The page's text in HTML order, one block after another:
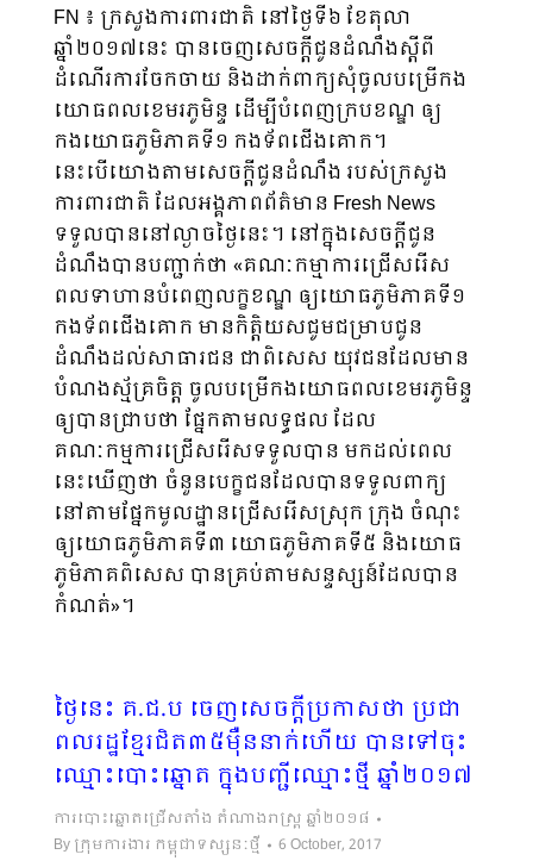
FN ៖ ក្រសួងការពារជាតិ នៅថ្ងៃទី៦ ខែតុលា
ឆ្នាំ២០១៧នេះ បានចេញសេចក្តីជូនដំណឹងស្តីពី
ដំណើរការចែកចាយ និងដាក់ពាក្យសុំចូលបម្រើកង
យោធពលខេមរភូមិន្ទ ដើម្បីបំពេញក្របខណ្ឌ ឲ្យ
កងយោធភូមិភាគទី១ កងទ័ពជើងគោក។
នេះបើយោងតាមសេចក្តីជូនដំណឹង របស់ក្រសួង
ការពារជាតិ ដែលអង្គភាពព័ត៌មាន Fresh News
ទទួលបាននៅល្ងាចថ្ងៃនេះ។ នៅក្នុងសេចក្តីជូន
ដំណឹងបានបញ្ជាក់ថា «គណៈកម្មាការជ្រើសរើស
ពលទាហានបំពេញលក្ខខណ្ឌ ឲ្យយោធភូមិភាគទី១
កងទ័ពជើងគោក មានកិត្តិយសជូមជម្រាបជូន
ដំណឹងដល់សាធារជន ជាពិសេស យុវជនដែលមាន
បំណងស្ម័គ្រចិត្ត ចូលបម្រើកងយោធពលខេមរភូមិន្ទ
ឲ្យបានជ្រាបថា ផ្នែកតាមលទ្ធផល ដែល
គណៈកម្មការជ្រើសរើសទទួលបាន មកដល់ពេល
នេះឃើញថា ចំនួនបេក្ខជនដែលបានទទួលពាក្យ
នៅតាមផ្នែកមូលដ្ឋានជ្រើសរើសស្រុក ក្រុង ចំណុះ
ឲ្យយោធភូមិភាគទី៣ យោធភូមិភាគទី៥ និងយោធ
ភូមិភាគពិសេស បានគ្រប់តាមសន្ទស្សន៍ដែលបាន
កំណត់»។
ថ្ងៃនេះ គ.ជ.ប ចេញសេចក្តីប្រកាសថា ប្រជា
ពលរដ្ឋខ្មែរជិត៣៥ម៉ឺននាក់ហើយ បានទៅចុះ
ឈ្មោះបោះឆ្នោត ក្នុងបញ្ជីឈ្មោះថ្មី ឆ្នាំ២០១៧
ការបោះឆ្នោតជ្រើសតាំង តំណាងរាស្ត្រ ឆ្នាំ២០១៨
By ក្រុមការងារ កម្ពុជាទស្សនៈថ្មី 6 October, 2017